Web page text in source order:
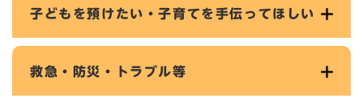
子どもを預けたい・子育てを手伝ってほしい
救急・防災・トラブル等